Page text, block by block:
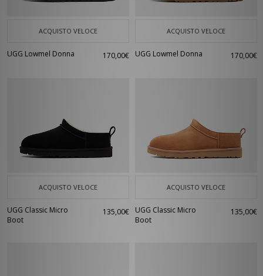
ACQUISTO VELOCE
UGG Lowmel Donna 170,00€
ACQUISTO VELOCE
UGG Lowmel Donna 170,00€
ACQUISTO VELOCE
UGG Classic Micro
Boot
135,00€
ACQUISTO VELOCE
UGG Classic Micro
Boot
135,00€